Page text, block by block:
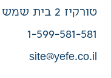
טורקיז 2 בית שמש
1-599-581-581
site@yefe.co.il